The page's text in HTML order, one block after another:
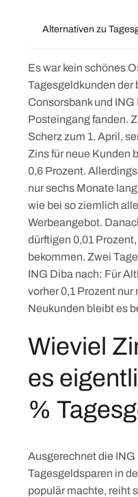
Alternativen zu
Es war kein schönes
Tagesgeldkunden der
Consorsbank und
Posteingang fanden.
Scherz zum 1. April,
Zins für neue Kunden
0,6 Prozent.
nur sechs Monate
wie bei so ziemlich
Werbeangebot.
dürftigen 0,01
bekommen. Zwei
ING Diba nach: Für
vorher 0,1 Prozent nur
Neukunden bleibt es
Wieviel
es
%
Ausgerechnet die ING
Tagesgeldsparen in
populär machte, reiht